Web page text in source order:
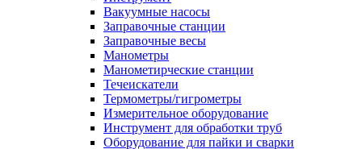
Вакуумные насосы
Заправочные станции
Заправочные весы
Манометры
Манометирческие станции
Течеискатели
Термометры/гигрометры
Измерительное оборудование
Инструмент для обработки труб
Оборудование для пайки и сварки